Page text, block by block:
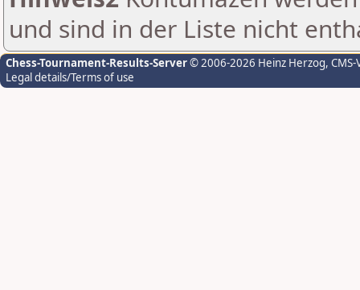
und sind in der Liste nicht
Chess-Tournament-Results-Server© 2006-2026 Heinz Herzog,
Legal details/Terms of use